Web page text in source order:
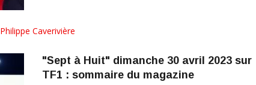
Philippe Caverivière
"Sept à Huit" dimanche 30 avril 2023 sur
TF1 : sommaire du magazine